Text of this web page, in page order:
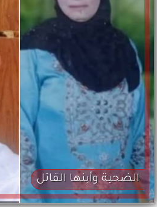
الضحية وأبنها القاتل